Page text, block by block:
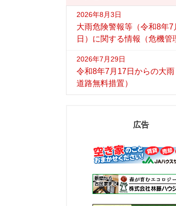
2026年8月3日
大雨危険警報等（令和8年7
日）に関する情報（危機管
2026年7月29日
令和8年7月17日からの大雨
道路無料措置）
広告